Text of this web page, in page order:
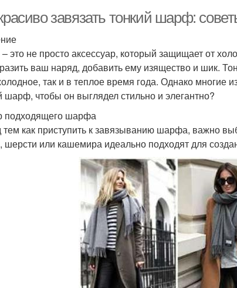
завязать тонкий шарф:
это не просто аксессуар, который защищает от
ваш наряд, добавить ему изящество и шик.
так и в теплое время года. Однако многие
шарф, чтобы он выглядел стильно и элегантно?
подходящего шарфа
как приступить к завязыванию шарфа, важно
шерсти или кашемира идеально подходят для